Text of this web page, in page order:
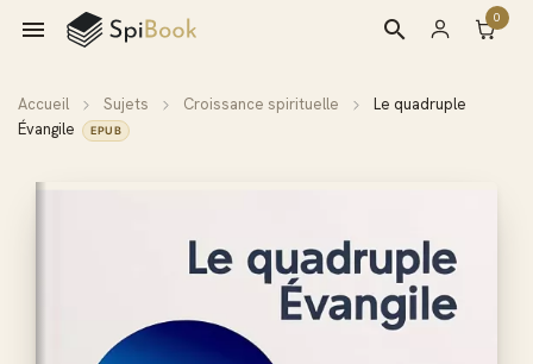
 0
search
Accueil Sujets Croissance spirituelle
Le quadruple
Évangile
EPUB